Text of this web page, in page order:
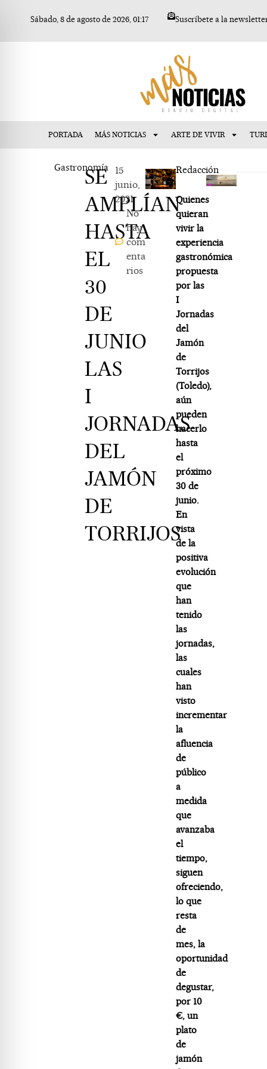
Sábado, 8 de agosto de 2026, 01:17 Suscríbete a la
PORTADA MÁS NOTICIAS ARTE DE VIVIR
Gastronomía
SE
AMPLÍAN
HASTA
EL
30
DE
JUNIO
LAS
I
JORNADAS
DEL
JAMÓN
DE
TORRIJOS
15
junio,
2021
No
hay
com
enta
rios
Redacción
Quienes
quieran
vivir la
experiencia
gastronómica
propuesta
por las
I
Jornadas
del
Jamón
de
Torrijos
(Toledo),
aún
pueden
hacerlo
hasta
el
próximo
30 de
junio.
En
vista
de la
positiva
evolución
que
han
tenido
las
jornadas,
las
cuales
han
visto
incrementar
la
afluencia
de
público
a
medida
que
avanzaba
el
tiempo,
siguen
ofreciendo,
lo que
resta
de
mes, la
oportunidad
de
degustar,
por 10
€, un
plato
de
jamón